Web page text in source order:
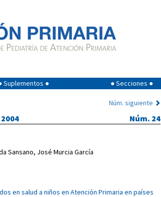
Suplementos ● ● Secciones ●
Núm. siguiente
Núm. 24
Sansano, José Murcia García
en salud a niños en Atención Primaria en países